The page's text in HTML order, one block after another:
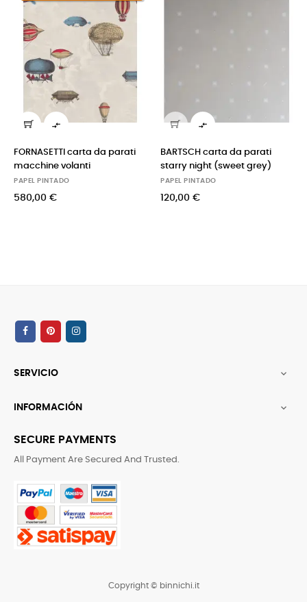

FORNASETTI carta da parati
macchine volanti
PAPEL PINTADO
580,00 €

BARTSCH carta da parati
starry night (sweet grey)
PAPEL PINTADO
120,00 €
SERVICIO 
INFORMACIÓN 
SECURE PAYMENTS
All Payment Are Secured And Trusted.
Copyright © binnichi.it